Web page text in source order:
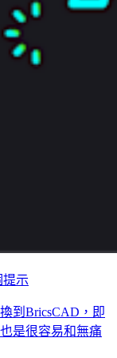
提示
到BricsCAD，即
是很容易和無痛